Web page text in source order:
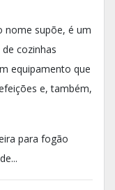
nome supõe, é um
cozinhas
equipamento que
e, também,
para fogão